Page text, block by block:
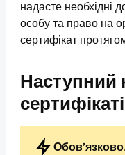
надасте необхідні
особу та право на
сертифікат
Наступний
Обов’язково.